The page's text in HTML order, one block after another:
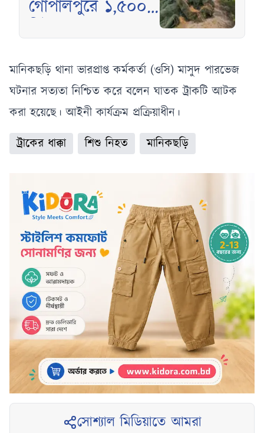
গোপালপুরে ১,৫০০
আগুনে ধ্বংস
‎মানিকছড়ি থানা ভারপ্রাপ্ত কর্মকর্তা (ওসি) মাসুদ পারভেজ
ঘটনার সত্যতা নিশ্চিত করে বলেন ঘাতক ট্রাকটি আটক
করা হয়েছে। আইনী কার্যক্রম প্রক্রিয়াধীন।
ট্রাকের ধাক্কা
শিশু নিহত মানিকছড়ি
সোশ্যাল মিডিয়াতে আমরা